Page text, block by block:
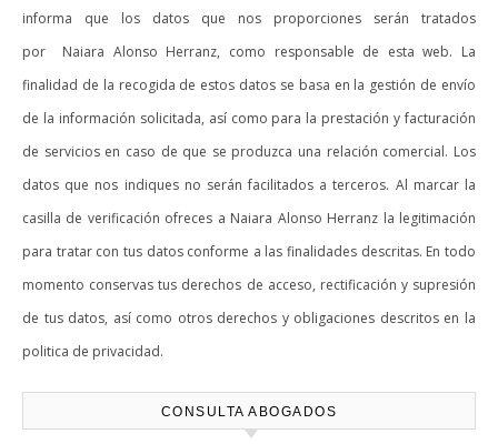
informa que los datos que nos proporciones serán tratados
por Naiara Alonso Herranz, como responsable de esta web. La
finalidad de la recogida de estos datos se basa en la gestión de envío
de la información solicitada, así como para la prestación y facturación
de servicios en caso de que se produzca una relación comercial. Los
datos que nos indiques no serán facilitados a terceros. Al marcar la
casilla de verificación ofreces a Naiara Alonso Herranz la legitimación
para tratar con tus datos conforme a las finalidades descritas. En todo
momento conservas tus derechos de acceso, rectificación y supresión
de tus datos, así como otros derechos y obligaciones descritos en la
politica de privacidad.
CONSULTA ABOGADOS